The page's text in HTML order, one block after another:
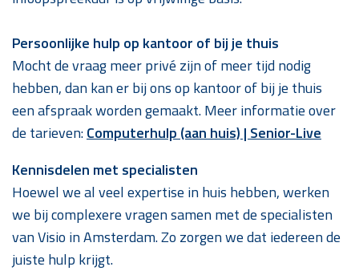
Persoonlijke hulp op kantoor of bij je thuis
Mocht de vraag meer privé zijn of meer tijd nodig
hebben, dan kan er bij ons op kantoor of bij je thuis
een afspraak worden gemaakt. Meer informatie over
de tarieven:Computerhulp (aan huis) | Senior-Live
Kennisdelen met specialisten
Hoewel we al veel expertise in huis hebben, werken
we bij complexere vragen samen met de specialisten
van Visio in Amsterdam. Zo zorgen we dat iedereen de
juiste hulp krijgt.